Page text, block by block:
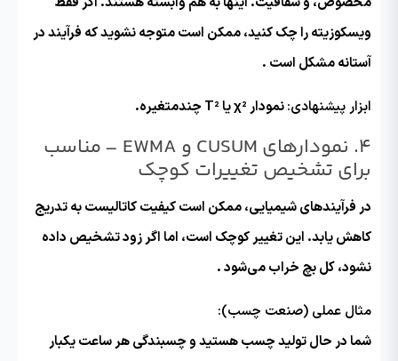
ویسکوزیته را چک کنید، ممکن است متوجه نشوید که فرآیند در
آستانه مشکل است .
ابزار پیشنهادی:نمودار χ² یا T² چندمتغیره.
۴. نمودارهای CUSUM و EWMA – مناسب
برای تشخیص تغییرات کوچک
در فرآیندهای شیمیایی، ممکن است کیفیت کاتالیست به تدریج
کاهش یابد. این تغییر کوچک است، اما اگر زود تشخیص داده
نشود، کل بچ خراب می‌شود .
مثال عملی (صنعت چسب):
شما در حال تولید چسب هستید و چسبندگی هر ساعت یکبار